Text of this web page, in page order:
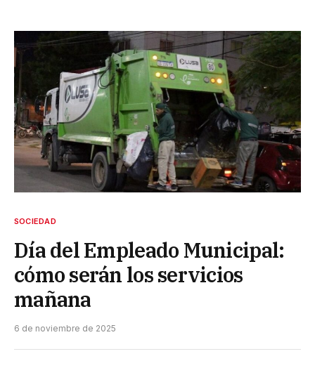
SOCIEDAD
Día del Empleado Municipal:
cómo serán los servicios
mañana
6 de noviembre de 2025